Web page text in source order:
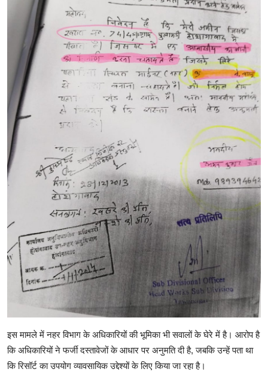
इस मामले में नहर विभाग के अधिकारियों की भूमिका भी सवालों के घेरे में है। आरोप है
कि अधिकारियों ने फर्जी दस्तावेजों के आधार पर अनुमति दी है, जबकि उन्हें पता था
कि रिसॉर्ट का उपयोग व्यावसायिक उद्देश्यों के लिए किया जा रहा है।